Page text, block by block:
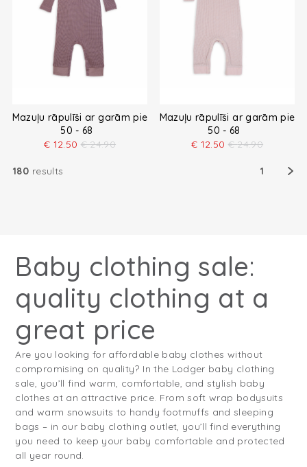
Mazuļu rāpulīši ar garām piedurknēm
50 - 68
€ 12.50 € 24.90
Mazuļu rāpulīši ar garām
50 - 68
€ 12.50 € 24.90
180 results 1
Baby clothing sale:
quality clothing at a
great price
Are you looking for affordable baby clothes without
compromising on quality? In the Lodger baby clothing
sale, you’ll find warm, comfortable, and stylish baby
clothes at an attractive price. From soft wrap bodysuits
and warm snowsuits to handy footmuffs and sleeping
bags – in our baby clothing outlet, you’ll find everything
you need to keep your baby comfortable and protected
all year round.